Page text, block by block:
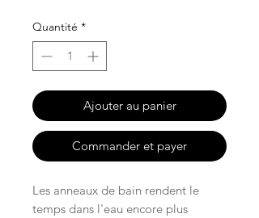
Quantité *
Ajouter au panier
Commander et payer
Les anneaux de bain rendent le
temps dans l'eau encore plus